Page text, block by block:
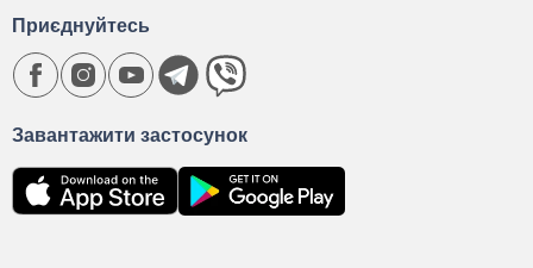
Завантажити застосунок
Приєднуйтесь